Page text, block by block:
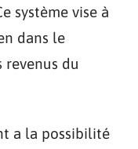
système vise à
dans le
du
a la possibilité